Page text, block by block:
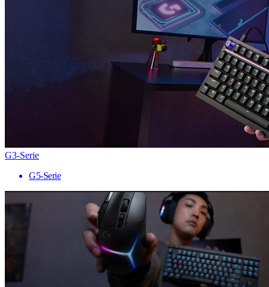
G3-Serie
G5-Serie